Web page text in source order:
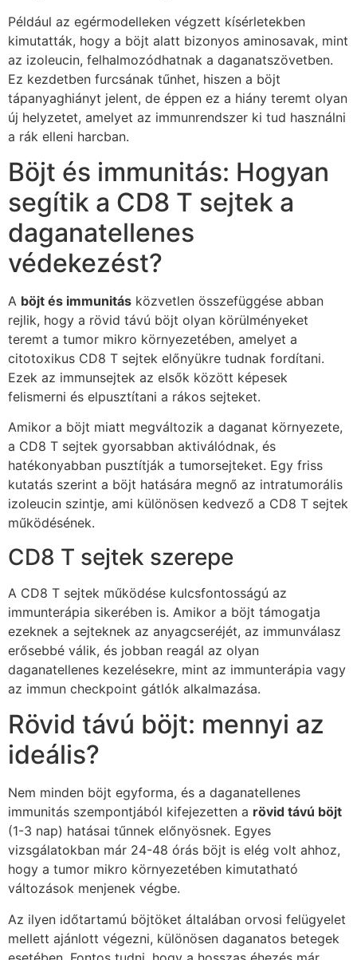
Például az egérmodelleken végzett kísérletekben
kimutatták, hogy a böjt alatt bizonyos aminosavak, mint
az izoleucin, felhalmozódhatnak a daganatszövetben.
Ez kezdetben furcsának tűnhet, hiszen a böjt
tápanyaghiányt jelent, de éppen ez a hiány teremt olyan
új helyzetet, amelyet az immunrendszer ki tud használni
a rák elleni harcban.
Böjt és immunitás: Hogyan
segítik a CD8 T sejtek a
daganatellenes
védekezést?
A böjt és immunitás közvetlen összefüggése abban
rejlik, hogy a rövid távú böjt olyan körülményeket
teremt a tumor mikro környezetében, amelyet a
citotoxikus CD8 T sejtek előnyükre tudnak fordítani.
Ezek az immunsejtek az elsők között képesek
felismerni és elpusztítani a rákos sejteket.
Amikor a böjt miatt megváltozik a daganat környezete,
a CD8 T sejtek gyorsabban aktiválódnak, és
hatékonyabban pusztítják a tumorsejteket. Egy friss
kutatás szerint a böjt hatására megnő az intratumorális
izoleucin szintje, ami különösen kedvező a CD8 T sejtek
működésének.
CD8 T sejtek szerepe
A CD8 T sejtek működése kulcsfontosságú az
immunterápia sikerében is. Amikor a böjt támogatja
ezeknek a sejteknek az anyagcseréjét, az immunválasz
erősebbé válik, és jobban reagál az olyan
daganatellenes kezelésekre, mint az immunterápia vagy
az immun checkpoint gátlók alkalmazása.
Rövid távú böjt: mennyi az
ideális?
Nem minden böjt egyforma, és a daganatellenes
immunitás szempontjából kifejezetten a rövid távú böjt
(1-3 nap) hatásai tűnnek előnyösnek. Egyes
vizsgálatokban már 24-48 órás böjt is elég volt ahhoz,
hogy a tumor mikro környezetében kimutatható
változások menjenek végbe.
Az ilyen időtartamú böjtöket általában orvosi felügyelet
mellett ajánlott végezni, különösen daganatos betegek